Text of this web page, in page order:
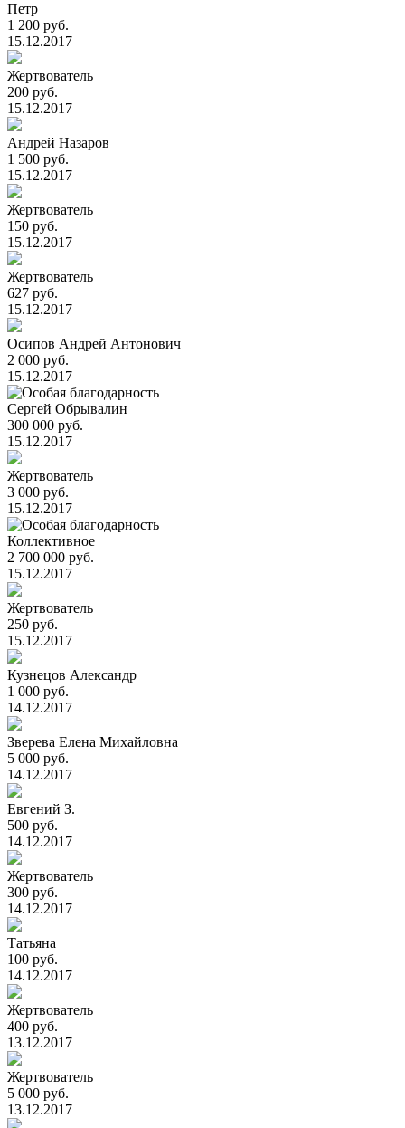
Петр
1 200 руб.
15.12.2017
Жертвователь
200 руб.
15.12.2017
Андрей Назаров
1 500 руб.
15.12.2017
Жертвователь
150 руб.
15.12.2017
Жертвователь
627 руб.
15.12.2017
Осипов Андрей Антонович
2 000 руб.
15.12.2017
Сергей Обрывалин
300 000 руб.
15.12.2017
Жертвователь
3 000 руб.
15.12.2017
Коллективное
2 700 000 руб.
15.12.2017
Жертвователь
250 руб.
15.12.2017
Кузнецов Александр
1 000 руб.
14.12.2017
Зверева Елена Михайловна
5 000 руб.
14.12.2017
Евгений З.
500 руб.
14.12.2017
Жертвователь
300 руб.
14.12.2017
Татьяна
100 руб.
14.12.2017
Жертвователь
400 руб.
13.12.2017
Жертвователь
5 000 руб.
13.12.2017